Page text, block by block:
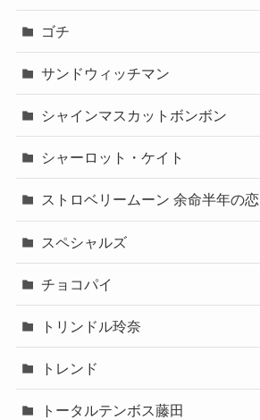
ゴチ
サンドウィッチマン
シャインマスカットボンボン
シャーロット・ケイト
ストロベリームーン 余命半年の恋
スペシャルズ
チョコパイ
トリンドル玲奈
トレンド
トータルテンボス藤田